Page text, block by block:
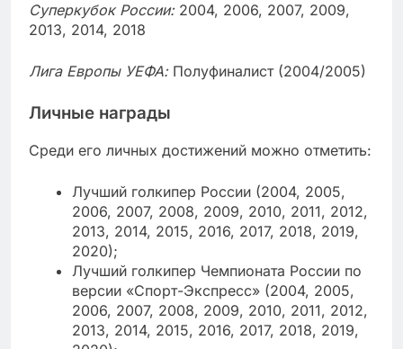
Суперкубок России:2004, 2006, 2007, 2009,
2013, 2014, 2018
Лига Европы УЕФА:Полуфиналист (2004/2005)
Личные награды
Среди его личных достижений можно отметить:
Лучший голкипер России (2004, 2005,
2006, 2007, 2008, 2009, 2010, 2011, 2012,
2013, 2014, 2015, 2016, 2017, 2018, 2019,
2020);
Лучший голкипер Чемпионата России по
версии «Спорт-Экспресс» (2004, 2005,
2006, 2007, 2008, 2009, 2010, 2011, 2012,
2013, 2014, 2015, 2016, 2017, 2018, 2019,